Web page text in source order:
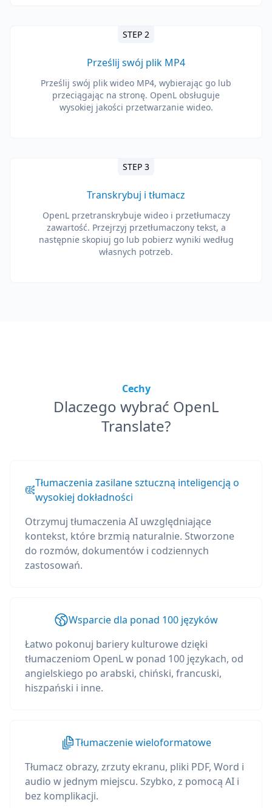
STEP 2
Prześlij swój plik MP4
Prześlij swój plik wideo MP4, wybierając go lub
przeciągając na stronę. OpenL obsługuje
wysokiej jakości przetwarzanie wideo.
STEP 3
Transkrybuj i tłumacz
OpenL przetranskrybuje wideo i przetłumaczy
zawartość. Przejrzyj przetłumaczony tekst, a
następnie skopiuj go lub pobierz wyniki według
własnych potrzeb.
Cechy
Dlaczego wybrać OpenL
Translate?
Tłumaczenia zasilane sztuczną inteligencją o
wysokiej dokładności
Otrzymuj tłumaczenia AI uwzględniające
kontekst, które brzmią naturalnie. Stworzone
do rozmów, dokumentów i codziennych
zastosowań.
Wsparcie dla ponad 100 języków
Łatwo pokonuj bariery kulturowe dzięki
tłumaczeniom OpenL w ponad 100 językach, od
angielskiego po arabski, chiński, francuski,
hiszpański i inne.
Tłumaczenie wieloformatowe
Tłumacz obrazy, zrzuty ekranu, pliki PDF, Word i
audio w jednym miejscu. Szybko, z pomocą AI i
bez komplikacji.